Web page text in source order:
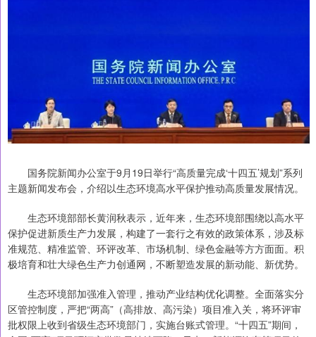
国务院新闻办公室于9月19日举行“高质量完成‘十四五’规划”系列
主题新闻发布会，介绍以生态环境高水平保护推动高质量发展情况。
生态环境部部长黄润秋表示，近年来，生态环境部围绕以高水平
保护促进新质生产力发展，构建了一套行之有效的政策体系，涉及标
准规范、精准监管、环评改革、市场机制、绿色金融等方方面面。积
极培育和壮大绿色生产力创通网，不断塑造发展的新动能、新优势。
生态环境部加强准入管理，推动产业结构优化调整。全面落实分
区管控制度，严把“两高”（高排放、高污染）项目准入关，将环评审
批权限上收到省级生态环境部门，实施台账式管理。“十四五”期间，